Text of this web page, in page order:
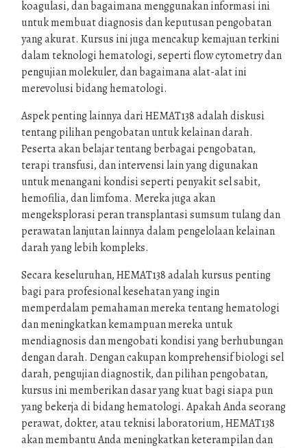
koagulasi, dan bagaimana menggunakan informasi ini
untuk membuat diagnosis dan keputusan pengobatan
yang akurat. Kursus ini juga mencakup kemajuan terkini
dalam teknologi hematologi, seperti flow cytometry dan
pengujian molekuler, dan bagaimana alat-alat ini
merevolusi bidang hematologi.
Aspek penting lainnya dari HEMAT138 adalah diskusi
tentang pilihan pengobatan untuk kelainan darah.
Peserta akan belajar tentang berbagai pengobatan,
terapi transfusi, dan intervensi lain yang digunakan
untuk menangani kondisi seperti penyakit sel sabit,
hemofilia, dan limfoma. Mereka juga akan
mengeksplorasi peran transplantasi sumsum tulang dan
perawatan lanjutan lainnya dalam pengelolaan kelainan
darah yang lebih kompleks.
Secara keseluruhan, HEMAT138 adalah kursus penting
bagi para profesional kesehatan yang ingin
memperdalam pemahaman mereka tentang hematologi
dan meningkatkan kemampuan mereka untuk
mendiagnosis dan mengobati kondisi yang berhubungan
dengan darah. Dengan cakupan komprehensif biologi sel
darah, pengujian diagnostik, dan pilihan pengobatan,
kursus ini memberikan dasar yang kuat bagi siapa pun
yang bekerja di bidang hematologi. Apakah Anda seorang
perawat, dokter, atau teknisi laboratorium, HEMAT138
akan membantu Anda meningkatkan keterampilan dan